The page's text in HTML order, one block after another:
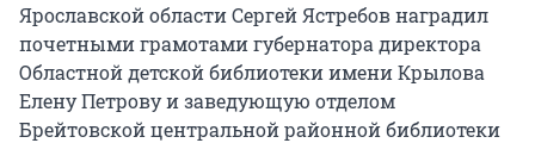
Ярославской области Сергей Ястребов наградил
почетными грамотами губернатора директора
Областной детской библиотеки имени Крылова
Елену Петрову и заведующую отделом
Брейтовской центральной районной библиотеки